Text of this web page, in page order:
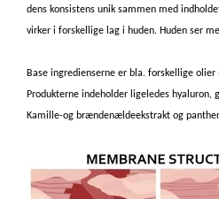
dens konsistens unik sammen med
virker i forskellige lag i huden. Huden ser
Base ingredienserne er bla. forskellige
Produkterne indeholder ligeledes hyaluron,
Kamille-og brændenældeekstrakt og